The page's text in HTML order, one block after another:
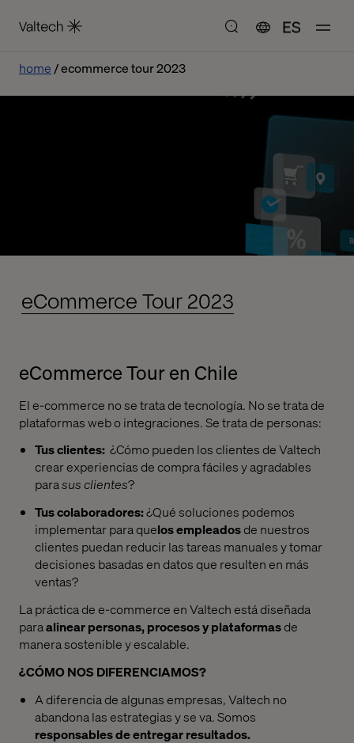
ES
home ecommerce tour 2023
eCommerce Tour 2023
eCommerce Tour en Chile
El e-commerce no se trata de tecnología. No se trata de
plataformas web o integraciones. Se trata de personas:
Tus clientes: ¿Cómo pueden los clientes de Valtech
crear experiencias de compra fáciles y agradables
parasus clientes?
Tus colaboradores:¿Qué soluciones podemos
implementar para quelos empleadosde nuestros
clientes puedan reducir las tareas manuales y tomar
decisiones basadas en datos que resulten en más
ventas?
La práctica de e-commerce en Valtech está diseñada
paraalinear personas, procesos y plataformasde
manera sostenible y escalable.
¿CÓMO NOS DIFERENCIAMOS?
A diferencia de algunas empresas, Valtech no
abandona las estrategias y se va. Somos
responsables de entregar resultados.